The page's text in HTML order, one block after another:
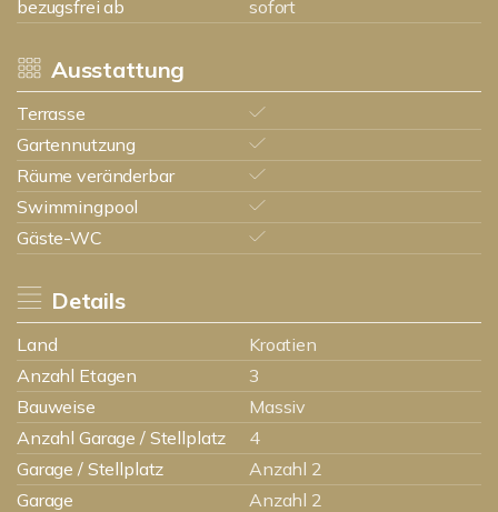
bezugsfrei ab
sofort
Ausstattung
Terrasse
Gartennutzung
Räume veränderbar
Swimmingpool
Gäste-WC
Details
Land
Kroatien
Anzahl Etagen
3
Bauweise
Massiv
Anzahl Garage / Stellplatz
4
Garage / Stellplatz
Anzahl 2
Garage
Anzahl 2